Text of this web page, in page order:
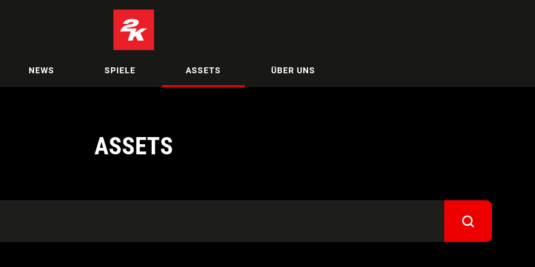
NEWS SPIELE ASSETS ÜBER UNS
ASSETS